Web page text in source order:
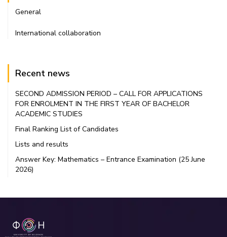
General
International collaboration
Recent news
SECOND ADMISSION PERIOD – CALL FOR APPLICATIONS
FOR ENROLMENT IN THE FIRST YEAR OF BACHELOR
ACADEMIC STUDIES
Final Ranking List of Candidates
Lists and results
Answer Key: Mathematics – Entrance Examination (25 June
2026)